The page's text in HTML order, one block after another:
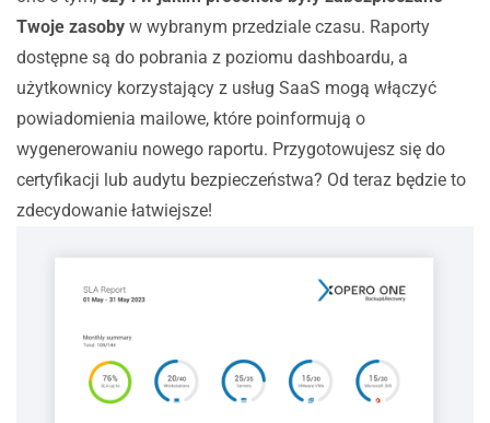
Twoje zasoby w wybranym przedziale czasu. Raporty
dostępne są do pobrania z poziomu dashboardu, a
użytkownicy korzystający z usług SaaS mogą włączyć
powiadomienia mailowe, które poinformują o
wygenerowaniu nowego raportu. Przygotowujesz się do
certyfikacji lub audytu bezpieczeństwa? Od teraz będzie to
zdecydowanie łatwiejsze!